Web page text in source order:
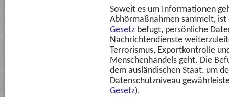
Soweit es um Informationen
Abhörmaßnahmen sammelt,
Gesetz befugt, persönliche
Nachrichtendienste
Terrorismus, Exportkontrolle
Menschenhandels geht. Die
dem ausländischen Staat, um
Datenschutzniveau
Gesetz).